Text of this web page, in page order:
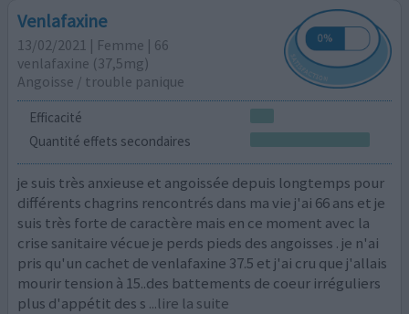
Venlafaxine
13/02/2021 | Femme | 66
venlafaxine (37,5mg)
Angoisse / trouble panique
Efficacité
Quantité effets secondaires
je suis très anxieuse et angoissée depuis longtemps pour
différents chagrins rencontrés dans ma vie j'ai 66 ans et je
suis très forte de caractère mais en ce moment avec la
crise sanitaire vécue je perds pieds des angoisses . je n'ai
pris qu'un cachet de venlafaxine 37.5 et j'ai cru que j'allais
mourir tension à 15..des battements de coeur irréguliers
plus d'appétit des s ...lire la suite